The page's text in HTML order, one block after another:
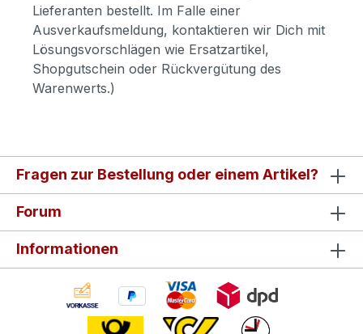
Lieferanten bestellt. Im Falle einer
Ausverkaufsmeldung, kontaktieren wir Dich mit
Lösungsvorschlägen wie Ersatzartikel,
Shopgutschein oder Rückvergütung des
Warenwerts.)
Fragen zur Bestellung oder einem Artikel?
Forum
Informationen